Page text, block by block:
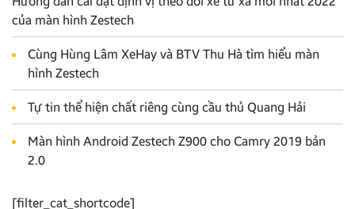
của màn hình Zestech
Cùng Hùng Lâm XeHay và BTV Thu Hà tìm hiểu màn
hình Zestech
Tự tin thể hiện chất riêng cùng cầu thủ Quang Hải
Màn hình Android Zestech Z900 cho Camry 2019 bản
2.0
[filter_cat_shortcode]